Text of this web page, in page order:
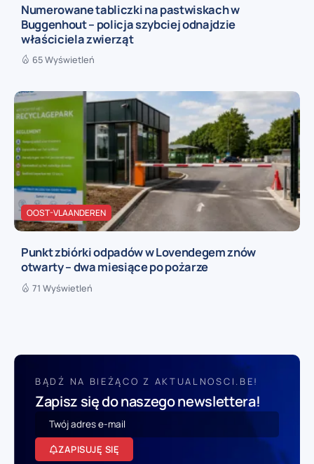
Numerowane tabliczki na pastwiskach w
Buggenhout – policja szybciej odnajdzie
właściciela zwierząt
65 Wyświetleń
OOST-VLAANDEREN
Punkt zbiórki odpadów w Lovendegem znów
otwarty – dwa miesiące po pożarze
71 Wyświetleń
BĄDŹ NA BIEŻĄCO Z AKTUALNOSCI.BE!
Zapisz się do naszego newslettera!
ZAPISUJĘ SIĘ